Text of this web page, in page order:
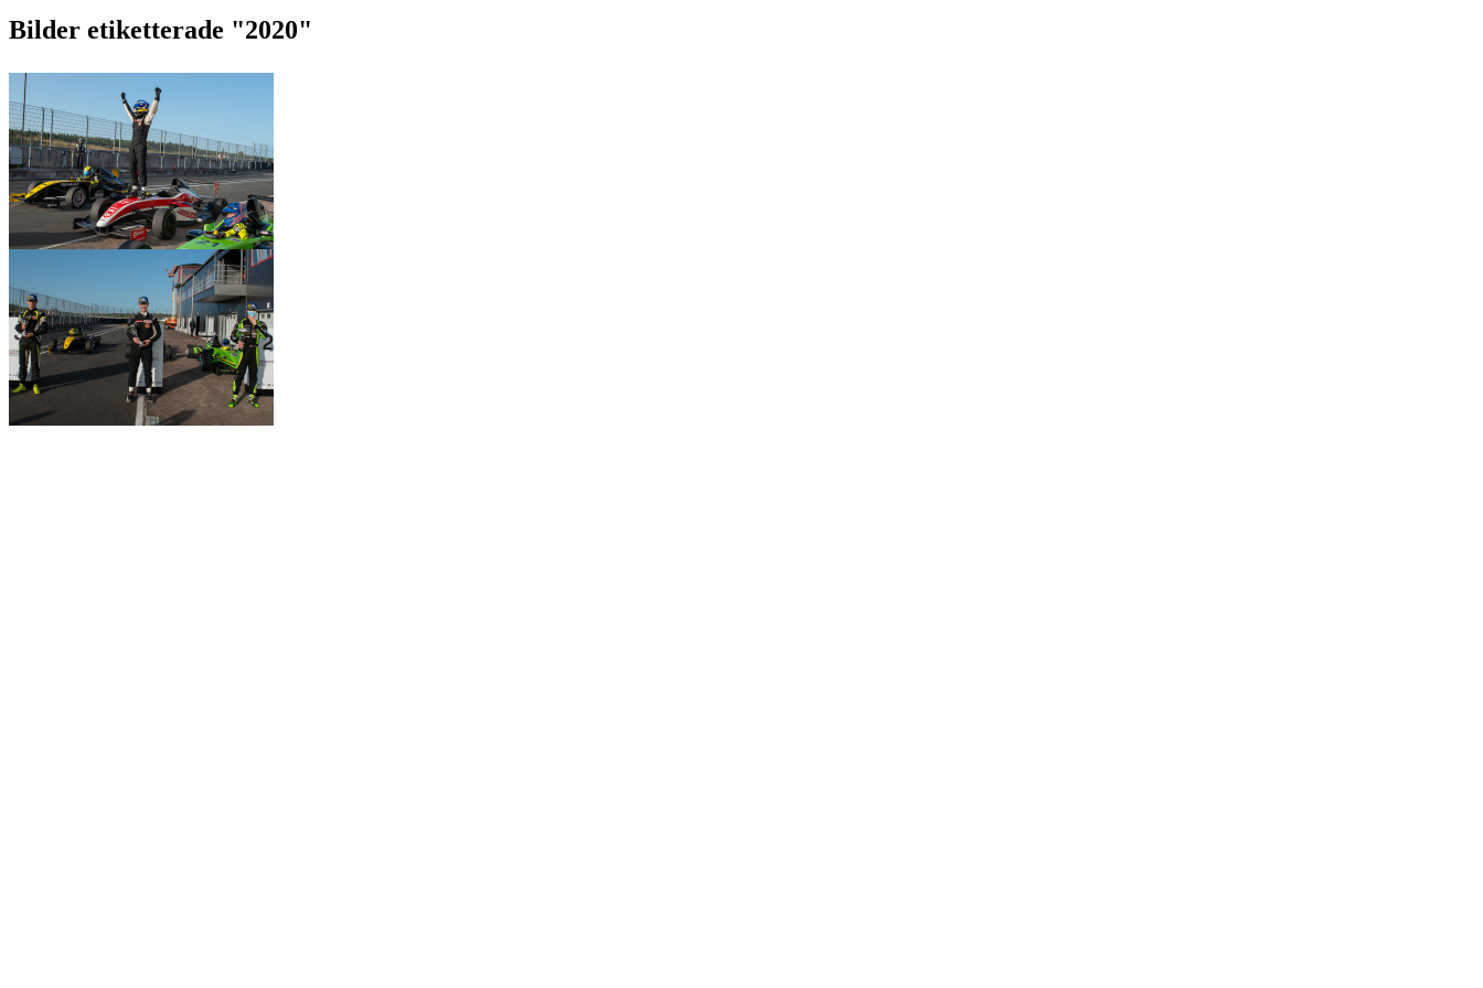
Bilder etiketterade "2020"